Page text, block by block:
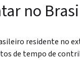
no
residente no
de tempo de